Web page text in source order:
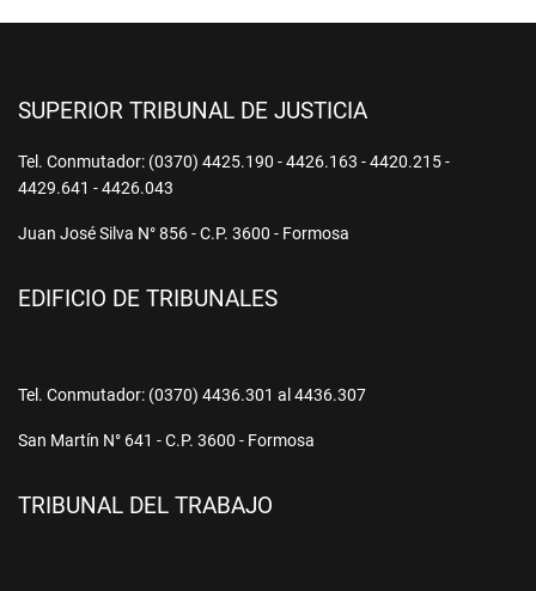
SUPERIOR TRIBUNAL DE JUSTICIA
Tel. Conmutador: (0370) 4425.190 - 4426.163 - 4420.215 -
4429.641 - 4426.043
Juan José Silva N° 856 - C.P. 3600 - Formosa
EDIFICIO DE TRIBUNALES
Tel. Conmutador: (0370) 4436.301 al 4436.307
San Martín N° 641 - C.P. 3600 - Formosa
TRIBUNAL DEL TRABAJO